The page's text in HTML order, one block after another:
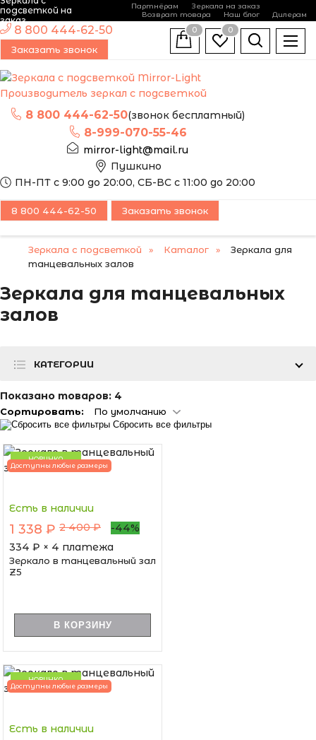
подсветкой на
заказ
Партнёрам
Зеркала на заказ
Возврат товара
Наш блог Дилерам
Производитель зеркал с подсветкой
8 800 444-62-50(звонок бесплатный)
8-999-070-55-46
mirror-light@mail.ru
Пушкино
ПН-ПТ с 9:00 до 20:00, СБ-ВС с 11:00 до 20:00
8 800 444-62-50
Заказать звонок
0
0
8 800 444-62-50 Заказать звонок
Зеркала с подсветкой Каталог
Зеркала для
танцевальных залов
Зеркала для танцевальных
залов
КАТЕГОРИИ
Показано товаров: 4
Сортировать: По умолчанию
Сбросить все фильтры
НОВИНКА
Доступны любые размеры
Есть в наличии
1 338 ₽ 2 400 ₽
-44%
334 ₽ × 4 платежа
Зеркало в танцевальный зал
Z5
В КОРЗИНУ
НОВИНКА
Доступны любые размеры
Есть в наличии